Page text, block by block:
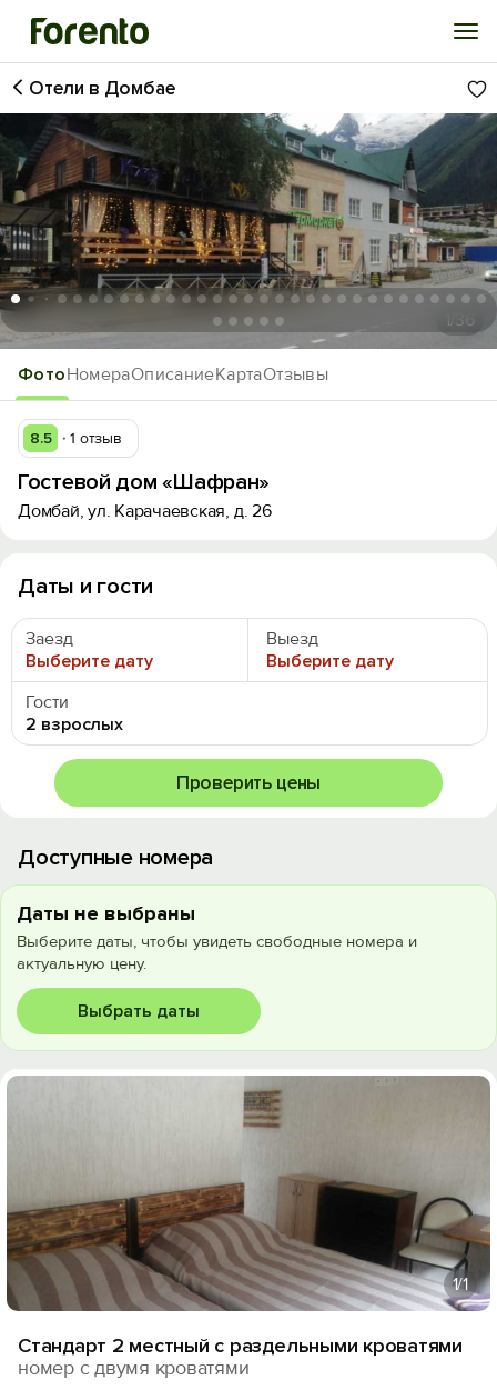
Войти
Избранное
История просмотра
Добавить свой объект
ФотоНомераОписаниеКартаОтзывы
Отели в Домбае
1/36
8.5 1 отзыв
Гостевой дом «Шафран»
Домбай, ул. Карачаевская, д. 26
Даты и гости
Заезд
Выберите дату
Выезд
Выберите дату
Гости
2 взрослых
Проверить цены
Доступные номера
Даты не выбраны
Выберите даты, чтобы увидеть свободные номера и
актуальную цену.
Выбрать даты
1/1
Стандарт 2 местный с раздельными кроватями
номер с двумя кроватями